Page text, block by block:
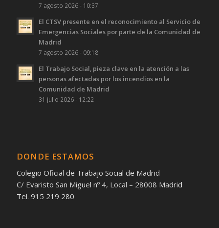
7 agosto 2026 - 10:37
El CTSV presente en el reconocimiento al Servicio de
Emergencias Sociales por parte de la Comunidad de
Madrid
7 agosto 2026 - 09:18
El Trabajo Social, pieza clave en la atención a las
personas afectadas por los incendios en la
Comunidad de Madrid
31 julio 2026 - 12:22
DONDE ESTAMOS
Colegio Oficial de Trabajo Social de Madrid
C/ Evaristo San Miguel nº 4, Local – 28008 Madrid
Tel. 915 219 280